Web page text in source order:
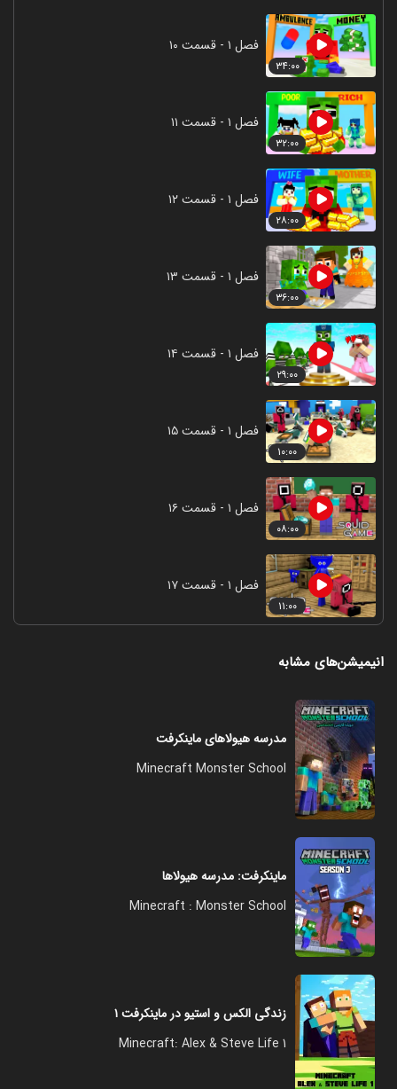
۳۴:۰۰
فصل ۱ - قسمت ۱۰
۳۲:۰۰
فصل ۱ - قسمت ۱۱
۲۸:۰۰
فصل ۱ - قسمت ۱۲
۳۶:۰۰
فصل ۱ - قسمت ۱۳
۲۹:۰۰
فصل ۱ - قسمت ۱۴
۱۰:۰۰
فصل ۱ - قسمت ۱۵
۰۸:۰۰
فصل ۱ - قسمت ۱۶
۱۱:۰۰
فصل ۱ - قسمت ۱۷
انیمیشن‌های مشابه
مدرسه هیولاهای ماینکرفت
Minecraft Monster School
ماینکرفت: مدرسه هیولا‌ها
Minecraft : Monster School
زندگی الکس و استیو در ماینکرفت ۱
Minecraft: Alex & Steve Life 1